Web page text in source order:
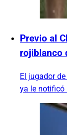
Previo al
rojiblanco
El jugador
ya le notificó